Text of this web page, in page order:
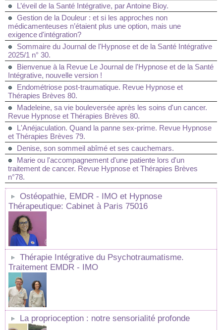
L’éveil de la Santé Intégrative, par Antoine Bioy.
Gestion de la Douleur : et si les approches non
médicamenteuses n’étaient plus une option, mais une
exigence d'intégration?
Sommaire du Journal de l'Hypnose et de la Santé Intégrative
2025/1 n° 30.
Bienvenue à la Revue Le Journal de l'Hypnose et de la Santé
Intégrative, nouvelle version !
Endométriose post-traumatique. Revue Hypnose et
Thérapies Brèves 80.
Madeleine, sa vie bouleversée après les soins d'un cancer.
Revue Hypnose et Thérapies Brèves 80.
L'Anéjaculation. Quand la panne sex-prime. Revue Hypnose
et Thérapies Brèves 79.
Denise, son sommeil abîmé et ses cauchemars.
Marie ou l'accompagnement d'une patiente lors d'un
traitement de cancer. Revue Hypnose et Thérapies Brèves
n°78.
Ostéopathie, EMDR - IMO et Hypnose
Thérapeutique: Cabinet à Paris 75016
Thérapie Intégrative du Psychotraumatisme.
Traitement EMDR - IMO
La proprioception : notre sensorialité profonde